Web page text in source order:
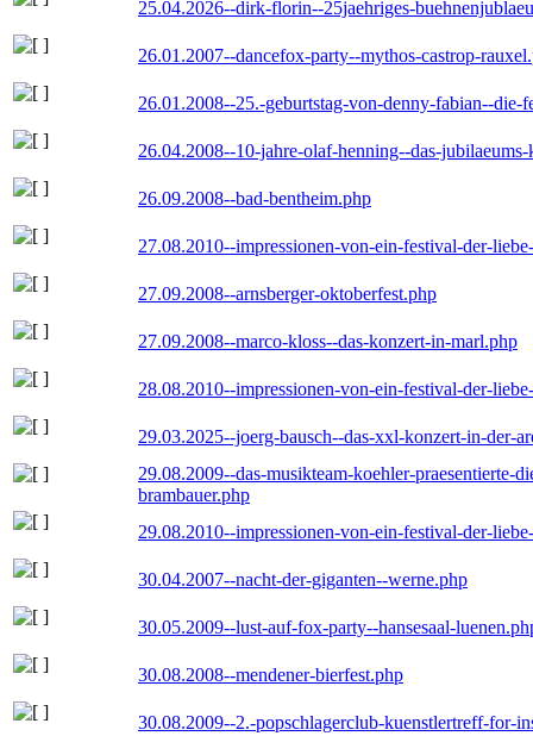
25.04.2026--dirk-florin--25jaehriges-
26.01.2007--dancefox-party--mythos-castrop-
26.01.2008--25.-geburtstag-von-denny-fabian--die-
26.04.2008--10-jahre-olaf-henning--das-
26.09.2008--bad-bentheim.php
27.08.2010--impressionen-von-ein-festival-der-
27.09.2008--arnsberger-oktoberfest.php
27.09.2008--marco-kloss--das-konzert-in-marl.php
28.08.2010--impressionen-von-ein-festival-der-
29.03.2025--joerg-bausch--das-xxl-konzert-in-der-
29.08.2009--das-musikteam-koehler-praesentierte-
brambauer.php
29.08.2010--impressionen-von-ein-festival-der-
30.04.2007--nacht-der-giganten--werne.php
30.05.2009--lust-auf-fox-party--hansesaal-
30.08.2008--mendener-bierfest.php
30.08.2009--2.-popschlagerclub-kuenstlertreff-for-